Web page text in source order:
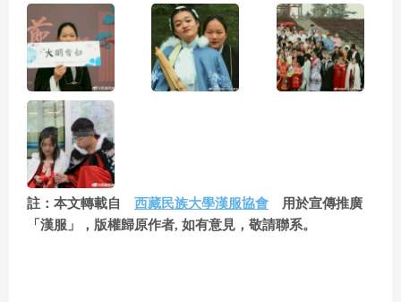
註：本文轉載自 西藏民族大學漢服協會 用於宣傳推廣
「漢服」，版權歸原作者, 如有意見，敬請聯系。